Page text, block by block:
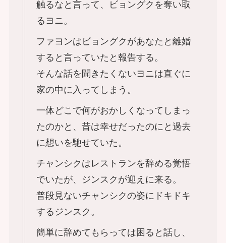
触るなと言って、ビョングクを奪い取
るヨニ。
ファヨンはビョングクがあなたと離婚
すると言っていたと報告する。
そんな話を聞きたくないヨニは直ぐに
家の中に入ってしまう。
一体どこで何がおかしくなってしまっ
たのかと、昔は幸せだったのにと過去
に想いを馳せていた。
チャンシクはレストランを辞める覚悟
でいたが、ジンスクが迎えに来る。
普段見ないチャンシクの姿にドキドキ
するジンスク。
簡単に辞めてもらっては困ると話し、